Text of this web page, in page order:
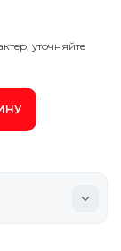
утoчняйтe